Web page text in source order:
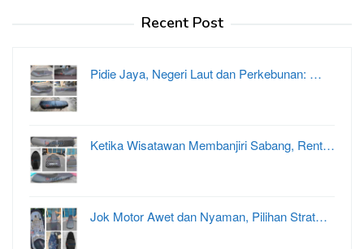
Recent Post
Pidie Jaya, Negeri Laut dan Perkebunan: …
Ketika Wisatawan Membanjiri Sabang, Rent…
Jok Motor Awet dan Nyaman, Pilihan Strat…